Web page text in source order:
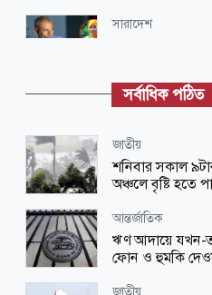
সারাদেশ
আইন-বিচার
সেলে রেখে নির্যাতন করা
প্রসিকিউটর
সারাদেশ
চাচা খুনের কয়েক
মরদেহ উদ্ধার
জাতীয়
বাজার সিন্ডিকেট ও
সর্বাধিক পঠিত
জাতীয়
শনিবার সকাল
অঞ্চলে বৃষ্টি হতে
আন্তর্জাতিক
ঋণ আদায়ে যখন-
ফোন ও হুমকি
জাতীয়